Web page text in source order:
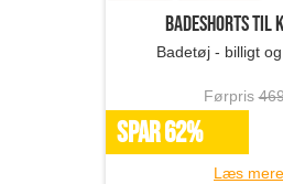
Badeshorts til
Badetøj - billigt
Førpris
SPAR 62%
Læs mere